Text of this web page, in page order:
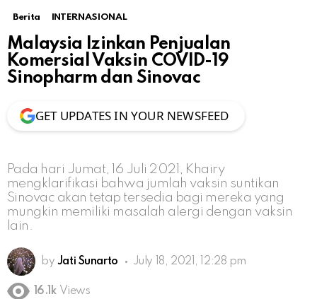
Berita INTERNASIONAL
Malaysia Izinkan Penjualan
Komersial Vaksin COVID-19
Sinopharm dan Sinovac
GET UPDATES IN YOUR NEWSFEED
Pada hari Jumat, 16 Juli 2021, Khairy
mengklarifikasi bahwa jumlah vaksin suntikan
Sinovac akan tetap tersedia bagi mereka yang
mungkin memiliki masalah alergi dengan vaksin
lain.
by Jati Sunarto July 18, 2021, 12:28 pm
16.1k Views